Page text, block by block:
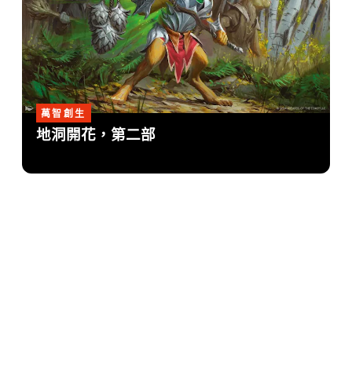
萬智創生
地洞開花，第二部